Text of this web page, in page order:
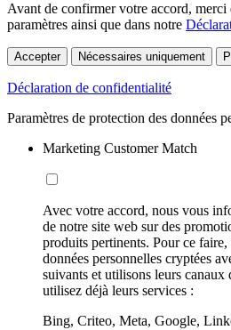
Avant de confirmer votre accord, merci
paramètres ainsi que dans notre
Accepter Nécessaires uniquement
Déclaration de confidentialité
Paramètres de protection des données
Marketing Customer Match
Avec votre accord, nous vous
de notre site web sur des
produits pertinents. Pour ce
données personnelles cryptées
suivants et utilisons leurs
utilisez déjà leurs services :
Bing, Criteo, Meta, Google,